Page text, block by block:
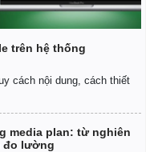
trên hệ thống
cách nội dung, cách thiết
media plan: từ nghiên
đo lường